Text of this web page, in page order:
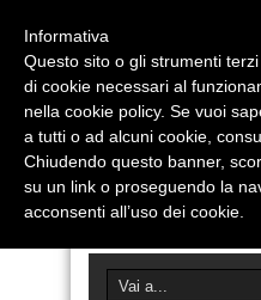
Informativa
Questo sito o gli strumenti
di cookie necessari al
nella cookie policy. Se vuoi
a tutti o ad alcuni cookie,
Chiudendo questo banner,
su un link o proseguendo la
acconsenti all’uso dei cookie.